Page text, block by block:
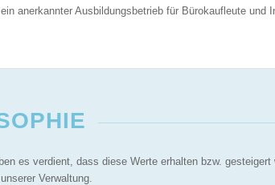
anerkannter Ausbildungsbetrieb für Bürokaufleute und
es verdient, dass diese Werte erhalten bzw. gesteigert
Verwaltung.